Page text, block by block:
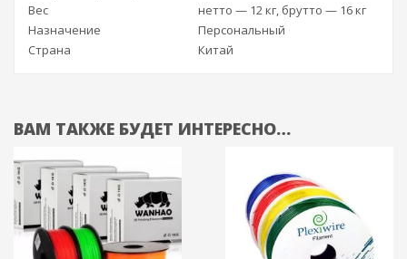
Вес
нетто — 12 кг, брутто — 16 кг
Назначение
Персональный
Страна
Китай
ВАМ ТАКЖЕ БУДЕТ ИНТЕРЕСНО…